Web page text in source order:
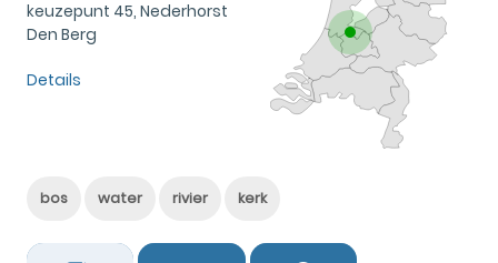
keuzepunt 45, Nederhorst
Den Berg
Details
bos water rivier kerk